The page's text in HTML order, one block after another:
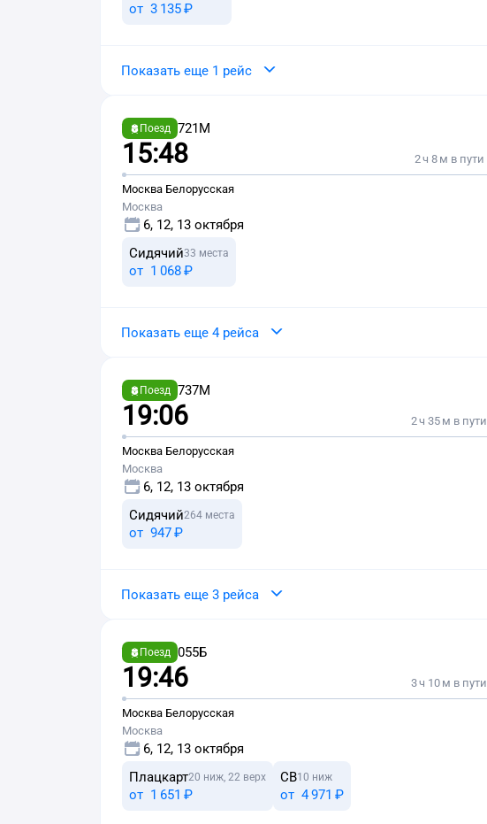
от 3 ⁠135 ⁠₽
Показать еще 1 рейс
Поезд 721М
15:48 2 ч 8 м в пути
Москва Белорусская
Москва
6, 12, 13 октября
Сидячий33 места
от 1 ⁠068 ⁠₽
Показать еще 4 рейса
Поезд 737М
19:06 2 ч 35 м в пути
Москва Белорусская
Москва
6, 12, 13 октября
Сидячий264 места
от 947 ⁠₽
Показать еще 3 рейса
Поезд 055Б
19:46 3 ч 10 м в пути
Москва Белорусская
Москва
6, 12, 13 октября
Плацкарт20 ниж, 22 верх
от 1 ⁠651 ⁠₽
СВ10 ниж
от 4 ⁠971 ⁠₽